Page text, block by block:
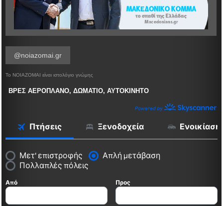
@noiazomai.gr
Το ΝΟΙΑΖΟΜΑΙ είναι ιστολόγιο γνώμης
ΒΡΕΣ ΑΕΡΟΠΛΑΝΟ, ΔΩΜΑΤΙΟ, ΑΥΤΟΚΙΝΗΤΟ